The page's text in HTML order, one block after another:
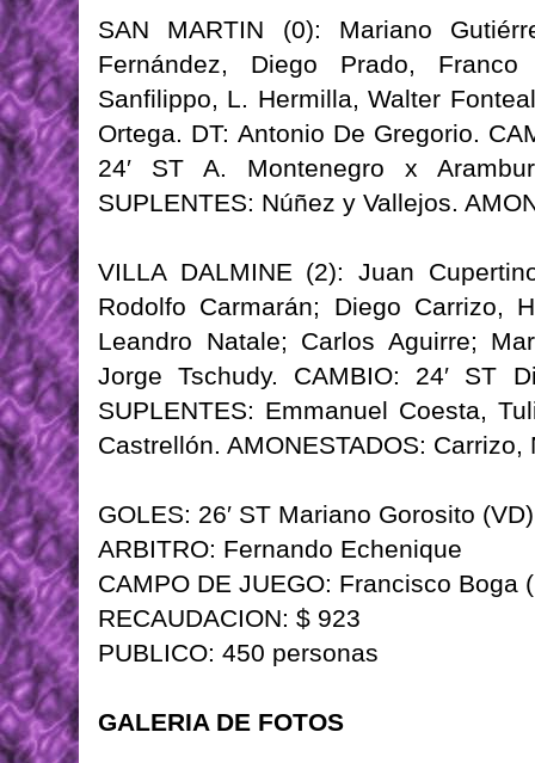
SAN MARTIN (0): Mariano
Fernández, Diego Prado,
Sanfilippo, L. Hermilla, Walter
Ortega. DT: Antonio De Gregorio.
24′ ST A. Montenegro x
SUPLENTES: Núñez y Vallejos.
VILLA DALMINE (2): Juan
Rodolfo Carmarán; Diego Carrizo,
Leandro Natale; Carlos Aguirre;
Jorge Tschudy. CAMBIO: 24′ ST
SUPLENTES: Emmanuel Coesta,
Castrellón. AMONESTADOS:
GOLES: 26′ ST Mariano Gorosito
ARBITRO: Fernando Echenique
CAMPO DE JUEGO: Francisco Boga
RECAUDACION: $ 923
PUBLICO: 450 personas
GALERIA DE FOTOS